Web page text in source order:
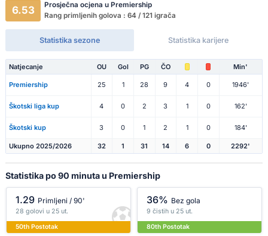
6.53
Prosječna ocjena u Premiership
Rang primljenih golova : 64 / 121 igrača
Statistika sezone Statistika karijere
Natjecanje OU Gol PG ČO Min'
Premiership 25 1 28 9 4 0 1946'
Škotski liga kup 4 0 2 3 1 0 162'
Škotski kup 3 0 1 2 1 0 184'
Ukupno 2025/2026 32 1 31 14 6 0 2292'
Statistika po 90 minuta u Premiership
1.29 Primljeni / 90'
28 golovi u 25 ut.
50th Postotak
36% Bez gola
9 čistih u 25 ut.
80th Postotak